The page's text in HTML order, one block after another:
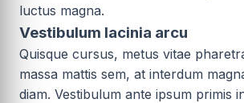
luctus magna.
Vestibulum lacinia arcu
Quisque cursus, metus vitae
massa mattis sem, at interdum
diam. Vestibulum ante ipsum primis